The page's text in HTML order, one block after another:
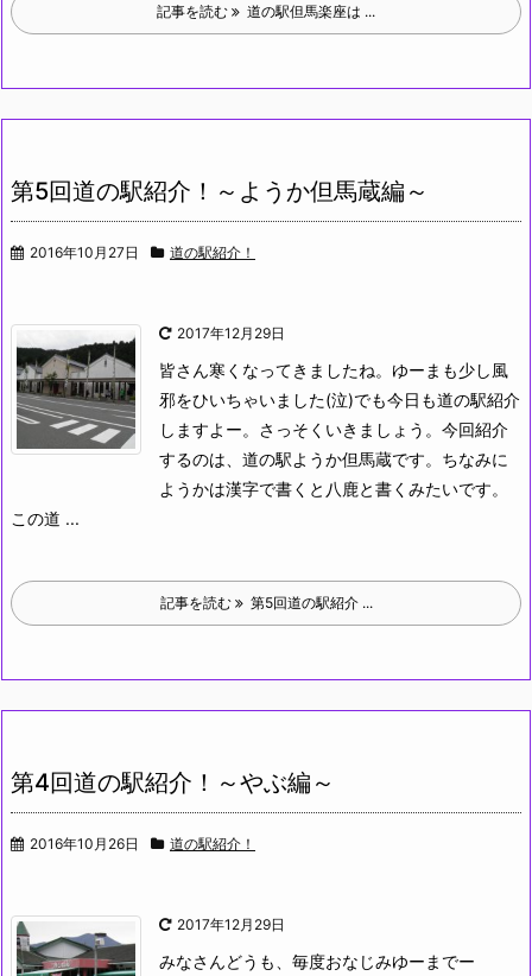
記事を読む 道の駅但馬楽座は ...
第5回道の駅紹介！～ようか但馬蔵編～
2016年10月27日 道の駅紹介！
2017年12月29日
皆さん寒くなってきましたね。ゆーまも少し風
邪をひいちゃいました(泣)でも今日も道の駅紹介
しますよー。さっそくいきましょう。 今回紹介
するのは、道の駅ようか但馬蔵です。ちなみに
ようかは漢字で書くと八鹿と書くみたいです。
この道 ...
記事を読む 第5回道の駅紹介 ...
第4回道の駅紹介！～やぶ編～
2016年10月26日 道の駅紹介！
2017年12月29日
みなさんどうも、毎度おなじみゆーまでー